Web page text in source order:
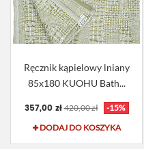
Ręcznik kąpielowy lniany
85x180 KUOHU Bath...
357,00 zł 420,00 zł
-15%
DODAJ DO KOSZYKA